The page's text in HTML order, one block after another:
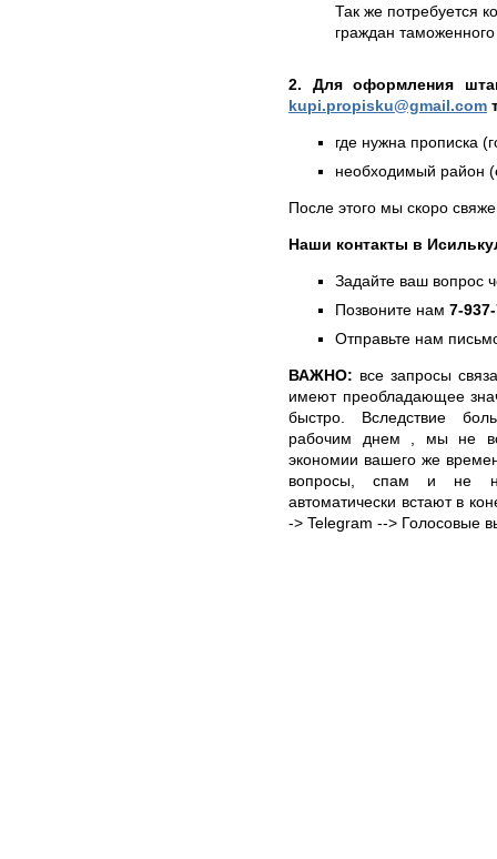
Так же потребуется
граждан
2. Для оформления
kupi.propisku@gmail.com
где нужна прописка
необходимый район
После этого мы скоро
Наши контакты в
Задайте ваш вопрос
Позвоните нам 7-
Отправьте нам
ВАЖНО: все запросы
имеют преобладающее
быстро. Вследствие
рабочим днем , мы не
экономии вашего же
вопросы, спам и не
автоматически встают в
-> Telegram --> Голосовые